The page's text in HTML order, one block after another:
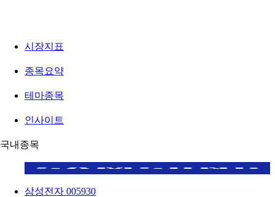
시장지표
종목요약
테마종목
인사이트
국내종목
삼성전자 005930